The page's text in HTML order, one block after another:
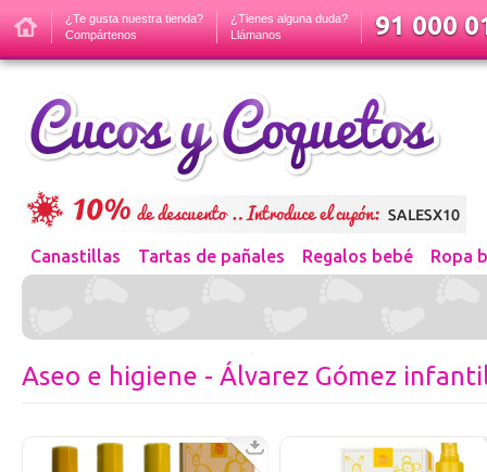
¿Te gusta nuestra tienda?
Compártenos
¿Tienes alguna duda?
Llámanos
91 000
Canastillas Tartas de pañales Regalos bebé Ropa
Aseo e higiene - Álvarez Gómez